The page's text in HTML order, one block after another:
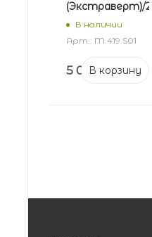
(Экстраверт)/26
В наличии
Арт.: M.419.S01
5 046 ₽
В корзину